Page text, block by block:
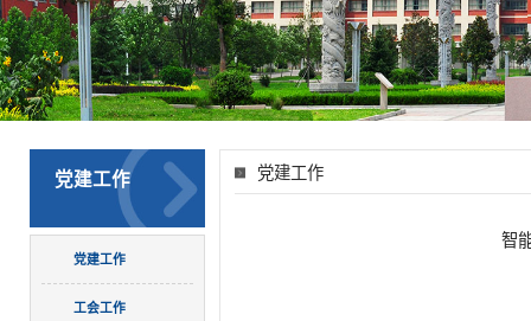
党建工作
党建工作
工会工作
党建工作
智